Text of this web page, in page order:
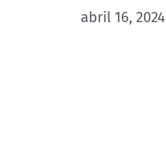
abril 16, 2024